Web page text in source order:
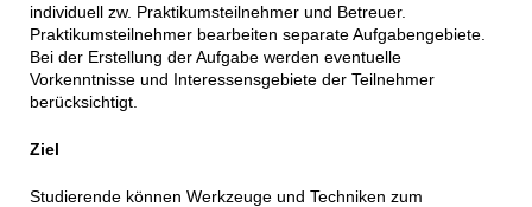
individuell zw. Praktikumsteilnehmer und Betreuer.
Praktikumsteilnehmer bearbeiten separate Aufgabengebiete.
Bei der Erstellung der Aufgabe werden eventuelle
Vorkenntnisse und Interessensgebiete der Teilnehmer
berücksichtigt.
Ziel
Studierende können Werkzeuge und Techniken zum